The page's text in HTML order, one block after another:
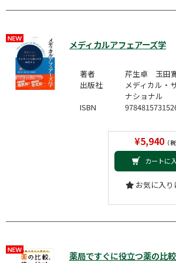
メディカルアフェアーズ学
著者
芹生卓 玉田
出版社
メディカル・
ナショナル
ISBN
¥5,940（税
カートに
お気に入り
薬局ですぐに役立つ薬の比